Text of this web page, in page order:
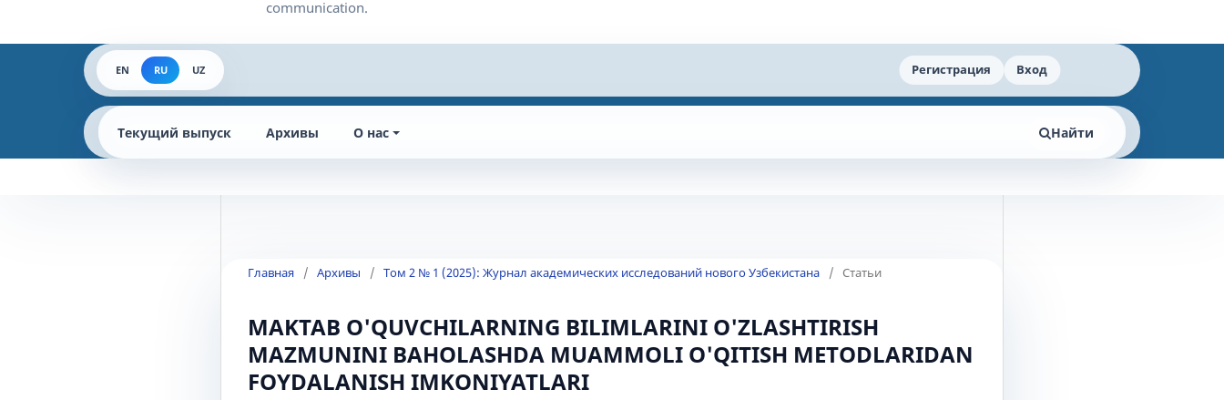
EN RU UZ Регистрация Вход
Текущий выпуск Архивы О нас Найти
Главная / Архивы / Том 2 № 1 (2025): Журнал академических исследований нового Узбекистана / Статьи
MAKTAB O'QUVCHILARNING BILIMLARINI O'ZLASHTIRISH
MAZMUNINI BAHOLASHDA MUAMMOLI O'QITISH METODLARIDAN
FOYDALANISH IMKONIYATLARI